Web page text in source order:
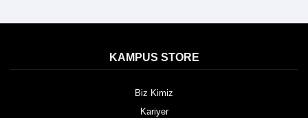
KAMPUS STORE
Biz Kimiz
Kariyer